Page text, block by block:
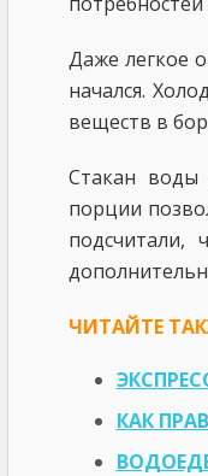
Даже легкое
начался.
веществ в
Стакан
порции
подсчитали,
ЧИТАЙТЕ
КАК